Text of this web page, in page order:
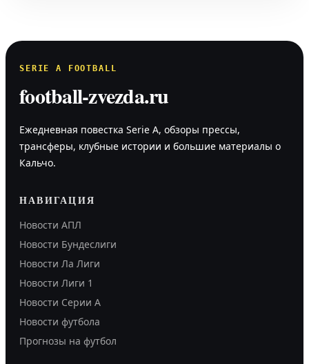
SERIE A FOOTBALL
football-zvezda.ru
Ежедневная повестка Serie A, обзоры прессы,
трансферы, клубные истории и большие материалы о
Кальчо.
НАВИГАЦИЯ
Новости АПЛ
Новости Бундеслиги
Новости Ла Лиги
Новости Лиги 1
Новости Серии А
Новости футбола
Прогнозы на футбол